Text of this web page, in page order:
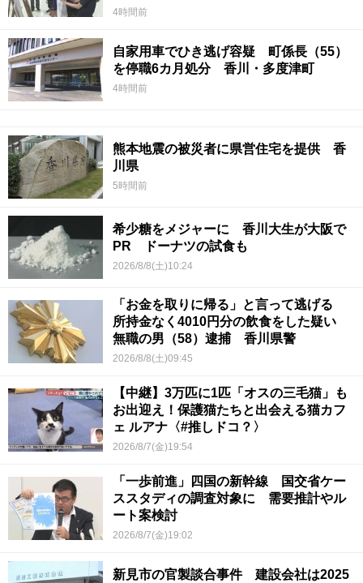
4時間前
自家用車でひき逃げ容疑 町係長（55）
を停職6カ月処分 香川・多度津町
4時間前
熊本地震の被災者に県営住宅を提供 香
川県
5時間前
希少糖をメジャーに 香川大生が大阪で
PR ドーナツの試食も
2026/8/8(土)10:24
「お金を取りに帰る」と言って逃げる
所持金なく4010円分の飲食をした疑い
無職の男（58）逮捕 香川県警
2026/8/8(土)09:45
【中継】3万匹に1匹「オスの三毛猫」も
お出迎え！保護猫たちと出会える猫カフ
ェ ルアナ〈#推しドコ？〉
2026/8/7(金)19:54
「一歩前進」四国の新幹線 国交省ケー
ススタディの調査対象に 需要推計やル
ート案検討
2026/8/7(金)19:02
新見市の官製談合事件 建設会社は2025